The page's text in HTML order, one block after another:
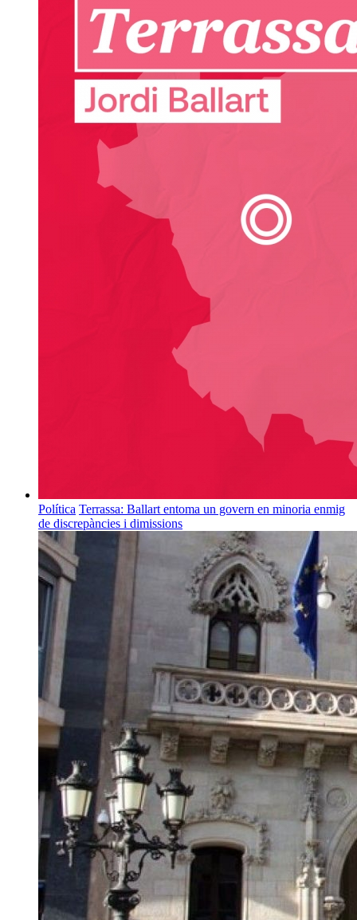
Política Terrassa: Ballart entoma un govern en minoria enmig
de discrepàncies i dimissions